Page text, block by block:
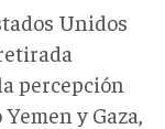
Unidos
percepción
y Gaza,